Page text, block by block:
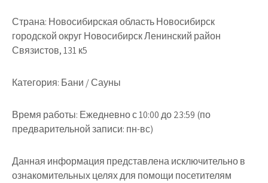
Страна: Новосибирская область Новосибирск
городской округ Новосибирск Ленинский район
Связистов, 131 к5
Категория: Бани / Сауны
Время работы: Ежедневно с 10:00 до 23:59 (по
предварительной записи: пн-вс)
Данная информация представлена исключительно в
ознакомительных целях для помощи посетителям